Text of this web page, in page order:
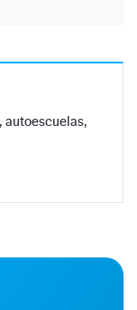
autoescuelas,